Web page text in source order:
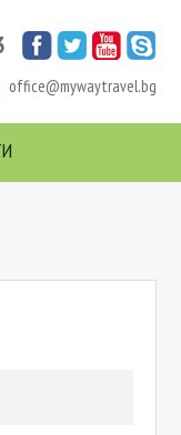
office@mywaytravel.bg